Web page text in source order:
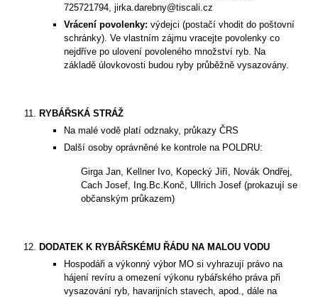
725721794, jirka.darebny@tiscali.cz
Vrácení povolenky: výdejci (postačí vhodit do poštovní
schránky). Ve vlastním zájmu vracejte povolenky co
nejdříve po ulovení povoleného množství ryb. Na
základě úlovkovosti budou ryby průběžně vysazovány.
RYBÁŘSKÁ STRÁŽ
Na malé vodě platí odznaky, průkazy ČRS
Další osoby oprávněné ke kontrole na POLDRU:
Girga Jan, Kellner Ivo, Kopecký Jiří, Novák Ondřej,
Cach Josef, Ing.Bc.Konč, Ullrich Josef (prokazují se
občanským průkazem)
DODATEK K RYBÁŘSKÉMU ŘÁDU NA MALOU VODU
Hospodáři a výkonný výbor MO si vyhrazují právo na
hájení revíru a omezení výkonu rybářského práva při
vysazování ryb, havarijních stavech, apod., dále na